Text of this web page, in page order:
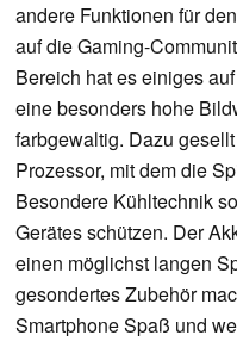
andere Funktionen für
auf die Gaming-
Bereich hat es einiges
eine besonders hohe
farbgewaltig. Dazu
Prozessor, mit dem die
Besondere Kühltechnik
Gerätes schützen. Der
einen möglichst langen
gesondertes Zubehör
Smartphone Spaß und